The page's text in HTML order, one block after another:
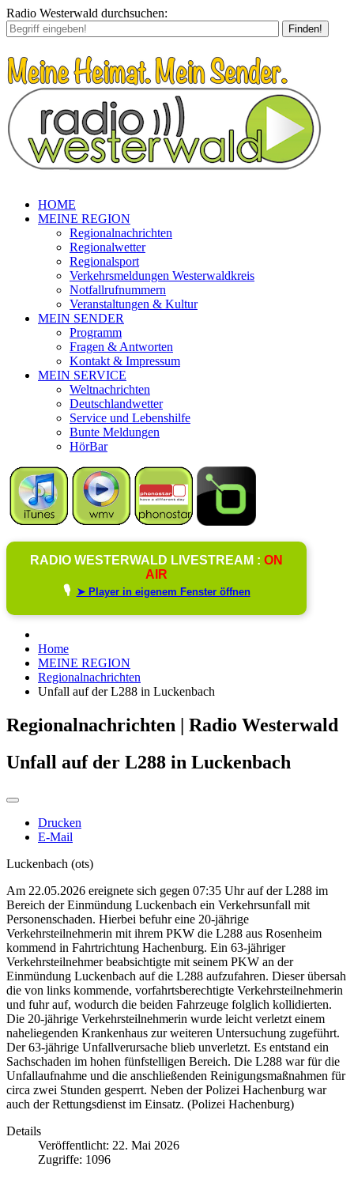
Radio Westerwald durchsuchen:
Finden!
HOME
MEINE REGION
Regionalnachrichten
Regionalwetter
Regionalsport
Verkehrsmeldungen Westerwaldkreis
Notfallrufnummern
Veranstaltungen & Kultur
MEIN SENDER
Programm
Fragen & Antworten
Kontakt & Impressum
MEIN SERVICE
Weltnachrichten
Deutschlandwetter
Service und Lebenshilfe
Bunte Meldungen
HörBar
RADIO WESTERWALD LIVESTREAM : ON
AIR
🎙️ ➤ Player in eigenem Fenster öffnen
Home
MEINE REGION
Regionalnachrichten
Unfall auf der L288 in Luckenbach
Regionalnachrichten | Radio Westerwald
Unfall auf der L288 in Luckenbach
Drucken
E-Mail
Luckenbach (ots)
Am 22.05.2026 ereignete sich gegen 07:35 Uhr auf der L288 im
Bereich der Einmündung Luckenbach ein Verkehrsunfall mit
Personenschaden. Hierbei befuhr eine 20-jährige
Verkehrsteilnehmerin mit ihrem PKW die L288 aus Rosenheim
kommend in Fahrtrichtung Hachenburg. Ein 63-jähriger
Verkehrsteilnehmer beabsichtigte mit seinem PKW an der
Einmündung Luckenbach auf die L288 aufzufahren. Dieser übersah
die von links kommende, vorfahrtsberechtigte Verkehrsteilnehmerin
und fuhr auf, wodurch die beiden Fahrzeuge folglich kollidierten.
Die 20-jährige Verkehrsteilnehmerin wurde leicht verletzt einem
naheliegenden Krankenhaus zur weiteren Untersuchung zugeführt.
Der 63-jährige Unfallverursache blieb unverletzt. Es entstand ein
Sachschaden im hohen fünfstelligen Bereich. Die L288 war für die
Unfallaufnahme und die anschließenden Reinigungsmaßnahmen für
circa zwei Stunden gesperrt. Neben der Polizei Hachenburg war
auch der Rettungsdienst im Einsatz. (Polizei Hachenburg)
Details
Veröffentlicht: 22. Mai 2026
Zugriffe: 1096